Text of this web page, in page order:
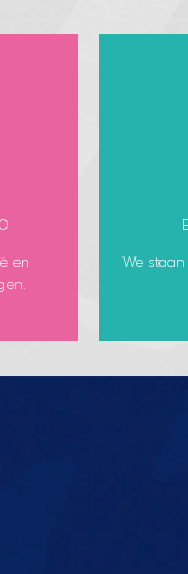
en
We